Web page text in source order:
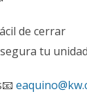
de cerrar
tu